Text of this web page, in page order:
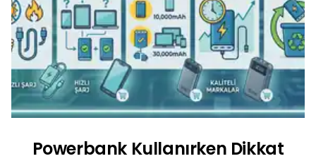
Powerbank Kullanırken Dikkat